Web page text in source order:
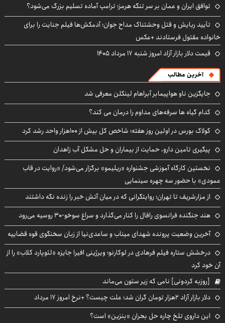
توافق ایران و عمان بر سر تنگه هرمز؛ ترامپ آماده تسلیم بزرگ می‌شود؟
تأیید ربایش و قتل وحشتناک مداح جوان؛ آدمکش‌ها فیلم جنایت را برای
خانواده مقتول فرستادند +عکس
قیمت دلار بازار آزاد امروز شنبه ۱۷ مرداد ۱۴۰۵
آخرین مطالب
جایگزین ناو هواپیمابر آبراهام لینکلن معرفی شد
کدام گیاه ها سرفه‌های مداوم را درمان می کند؟
کولاک بورس در اولین روز هفته؛ شاخص کل بیش از ۱۰۰هزار واحد رشد کرد
پیگیری تامین دارو، حمایت از بیماران و حل مشکل آب زاهدان
نخستین کارگاه آموزشی جشنواره «ریلیمو» برگزار می‌شود/ «روایت در قاب
عمودی» با حضور سه چهره سینمایی
از مزارشریف تا تهران؛ روایتگرانی که در میان آتش خبر را زنده نگه داشتند
هند جنگنده فرانسوی رافال را کنار می‌گذارد و سراغ سوخو-30 روسیه می‌رود
آخرین وضعیت پرونده شهدای میناب و ساعدی‌نیا از زبان سخنگوی قوه قضاییه
درخشش ستاره فیلم فرهادی در لوکارنو؛ ویرژینی افیرا جایزه «لئوپارد کلاب» را از
آن خود کرد
[روزبه کردونی] نامی که زیر ستون می‌ماند
دلار بازار آزاد ۲هزار تومان گران شد؛ علت چیست؟ +نرخ امروز ۱۷ مرداد
این داروی تلخ چاره حل بحران «بنزین» است؟